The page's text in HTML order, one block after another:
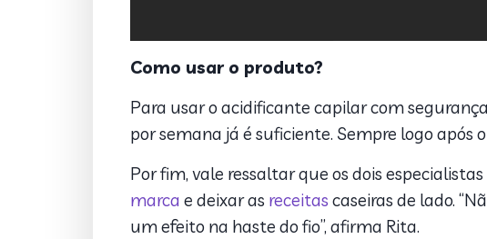
Como usar o produto?
Para usar o acidificante capilar com
por semana já é suficiente. Sempre logo após
Por fim, vale ressaltar que os dois
marca e deixar as receitas caseiras de lado.
um efeito na haste do fio”, afirma Rita.